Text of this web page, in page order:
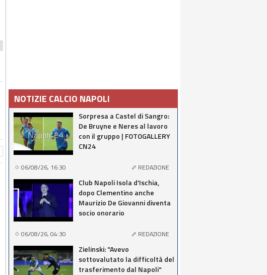
NOTIZIE CALCIO NAPOLI
Sorpresa a Castel di Sangro:
De Bruyne e Neres al lavoro
con il gruppo | FOTOGALLERY
CN24
06/08/26, 16:30 REDAZIONE
Club Napoli Isola d'Ischia,
dopo Clementino anche
Maurizio De Giovanni diventa
socio onorario
06/08/26, 04:30 REDAZIONE
Zielinski: "Avevo
sottovalutato la difficoltà del
trasferimento dal Napoli"